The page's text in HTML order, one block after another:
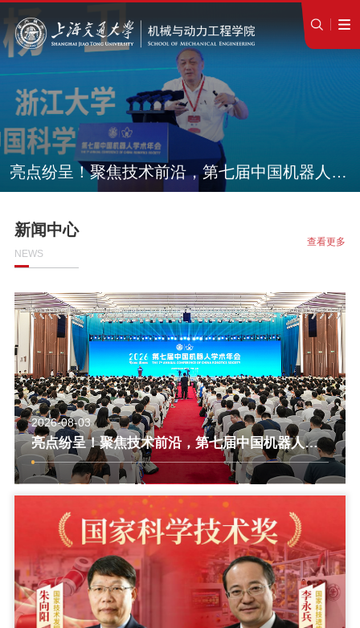
亮点纷呈！聚焦技术前沿，第七届中国机器人学
新闻中心
NEWS
查看更多
2026-08-03
亮点纷呈！聚焦技术前沿，第七届中国机器人学
术年会圆满落幕